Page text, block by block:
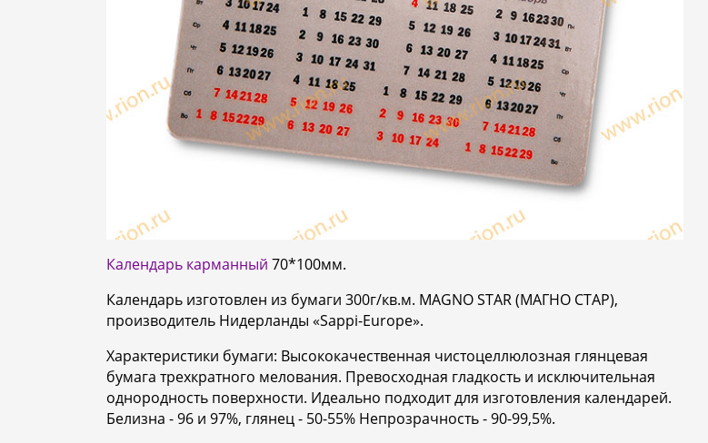
Календарь карманный 70*100мм.
Календарь изготовлен из бумаги 300г/кв.м. MAGNO STAR (МАГНО СТАР),
производитель Нидерланды «Sappi-Europe».
Характеристики бумаги: Высококачественная чистоцеллюлозная глянцевая
бумага трехкратного мелования. Превосходная гладкость и исключительная
однородность поверхности. Идеально подходит для изготовления календарей.
Белизна - 96 и 97%, глянец - 50-55% Непрозрачность - 90-99,5%.